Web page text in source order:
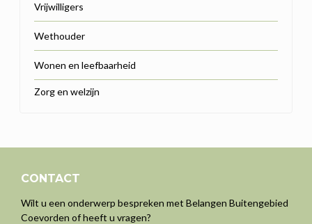
Vrijwilligers
Wethouder
Wonen en leefbaarheid
Zorg en welzijn
CONTACT
Wilt u een onderwerp bespreken met Belangen Buitengebied
Coevorden of heeft u vragen?